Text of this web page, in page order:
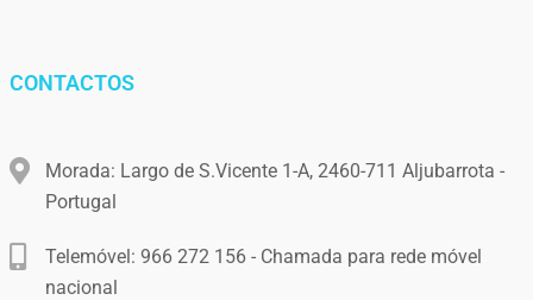
CONTACTOS
Morada: Largo de S.Vicente 1-A, 2460-711 Aljubarrota -
Portugal
Telemóvel: 966 272 156 - Chamada para rede móvel
nacional